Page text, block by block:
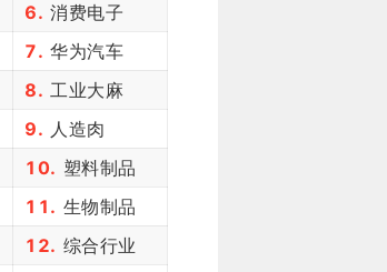
6. 消费电子
7. 华为汽车
8. 工业大麻
9. 人造肉
10. 塑料制品
11. 生物制品
12. 综合行业